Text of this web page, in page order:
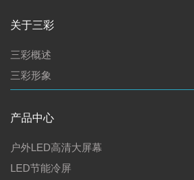
关于三彩
三彩概述
三彩形象
产品中心
户外LED高清大屏幕
LED节能冷屏